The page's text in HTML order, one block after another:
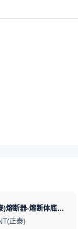
CHINT(正泰)熔断器-熔断体底座RT28N-32X 1P
正泰)